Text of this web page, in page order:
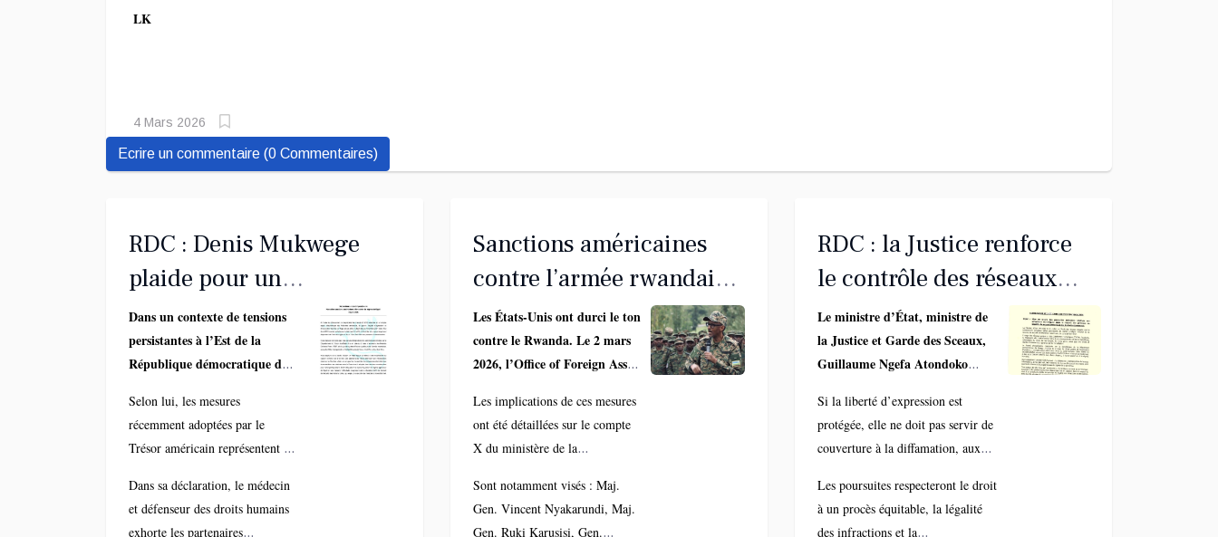
LK
4 Mars 2026
Ecrire un commentaire (0 Commentaires)
RDC : Denis Mukwege
plaide pour un
durcissement des
sanctions internationales
contre le Rwanda
Dans un contexte de tensions
persistantes à l’Est de la
République démocratique du
prix Nobel de la paix, appelle
la communauté internationale
à renforcer ses sanctions
contre le Rwanda.
Selon lui, les mesures
récemment adoptées par le
Trésor américain représentent un
mais restent largement
insuffisantes face à l’ampleur de
Dans sa déclaration, le médecin
et défenseur des droits humains
exhorte les partenaires
Sanctions américaines
contre l’armée rwandaise
: Washington frappe fort,
Kinshasa explique les
Les États-Unis ont durci le ton
contre le Rwanda. Le 2 mars
2026, l’Office of Foreign Assets
Département du Trésor a
placé sous sanctions les Forces
de Défense du Rwanda (RDF)
en tant qu’entité, ainsi que
plusieurs de leurs hauts
gradés. Washington lie cette
Les implications de ces mesures
ont été détaillées sur le compte
X du ministère de la
RDC, qui souligne le caractère
exceptionnel de cette
Sont notamment visés : Maj.
Gen. Vincent Nyakarundi, Maj.
Gen. Ruki Karusisi, Gen.
RDC : la Justice renforce
le contrôle des réseaux
sociaux
Le ministre d’État, ministre de
la Justice et Garde des Sceaux,
Guillaume Ngefa Atondoko
œuvre effective des poursuites
contre les infractions commises
sur les plateformes numériques
en RDC. Le communiqué n°013
DMK/CAB/ME/MIN/J&GS/2026
rappelle que le cyberespace
Si la liberté d’expression est
protégée, elle ne doit pas servir de
couverture à la diffamation, aux
harcèlement, aux menaces, aux
injures, à l’incitation à la haine ou
Les poursuites respecteront le droit
à un procès équitable, la légalité
des infractions et la